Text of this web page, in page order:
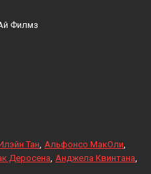
Филмз
Тан Альфонсо МакОли
Деросена Анджела Квинтана